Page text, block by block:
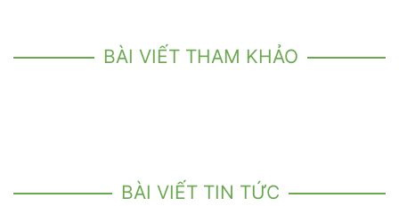
BÀI VIẾT THAM KHẢO
BÀI VIẾT TIN TỨC